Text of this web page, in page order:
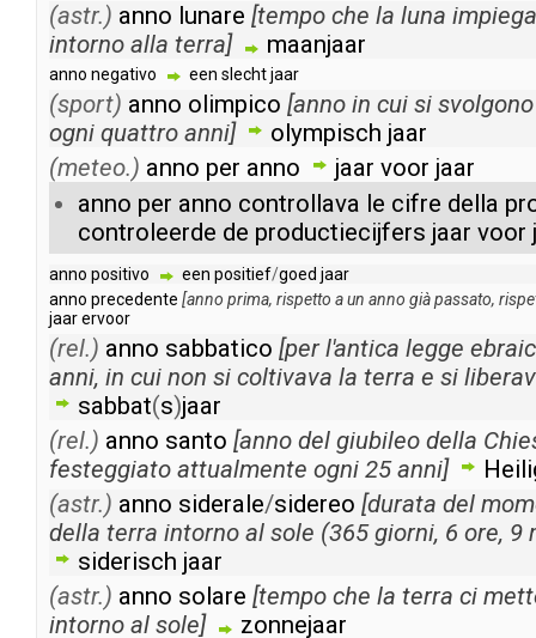
(astr.) anno lunare [tempo che la luna impiega
intorno alla terra] maanjaar
anno negativo een slechtjaar
(sport) anno olimpico [anno in cui si svolgono
ogni quattro anni] olympisch jaar
(meteo.) anno per anno jaar voor jaar
anno per anno controllava le cifre della
controleerde de productiecijfers jaar voor
anno positivo een positief/goed jaar
anno precedente [anno prima, rispetto aun anno giàpassato,
jaarervoor
(rel.) anno sabbatico [per l'antica legge
anni, in cui non si coltivava la terra e si
sabbat(s)jaar
(rel.) anno santo [anno del giubileo della
festeggiato attualmente ogni 25 anni]
(astr.) anno siderale/sidereo [durata del
della terra intorno al sole (365 giorni, 6 ore, 9
siderisch jaar
(astr.) anno solare [tempo che la terra ci
intorno al sole] zonnejaar